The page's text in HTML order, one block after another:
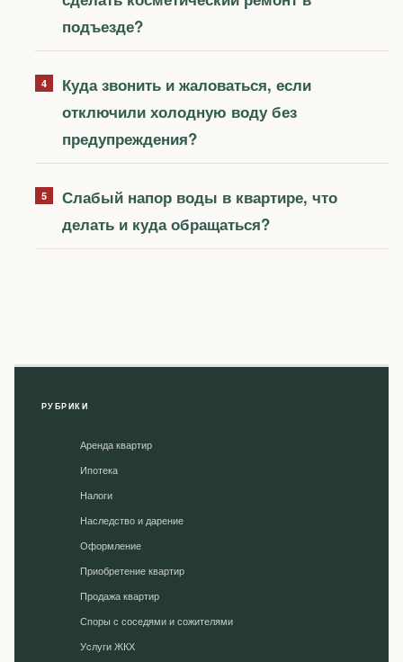
подъезде?
Куда звонить и жаловаться, если
отключили холодную воду без
предупреждения?
Слабый напор воды в квартире, что
делать и куда обращаться?
РУБРИКИ
Аренда квартир
Ипотека
Налоги
Наследство и дарение
Оформление
Приобретение квартир
Продажа квартир
Споры с соседями и сожителями
Уcлуги ЖКХ